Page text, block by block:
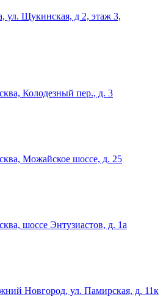
ул. Щукинская, д 2, этаж 3,
Колодезный пер., д. 3
Можайское шоссе, д. 25
шоссе Энтузиастов, д. 1а
Новгород, ул. Памирская, д. 11к